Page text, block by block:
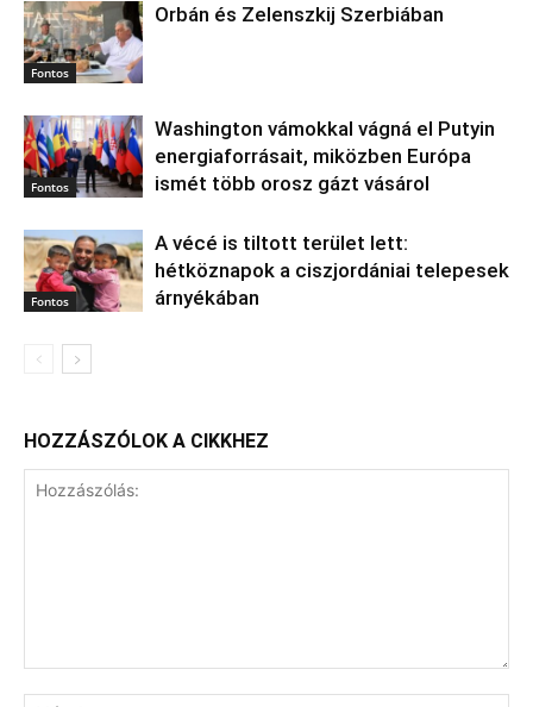
Fontos
Orbán és Zelenszkij Szerbiában
Fontos
Washington vámokkal vágná el Putyin
energiaforrásait, miközben Európa
ismét több orosz gázt vásárol
Fontos
A vécé is tiltott terület lett:
hétköznapok a ciszjordániai telepesek
árnyékában
HOZZÁSZÓLOK A CIKKHEZ